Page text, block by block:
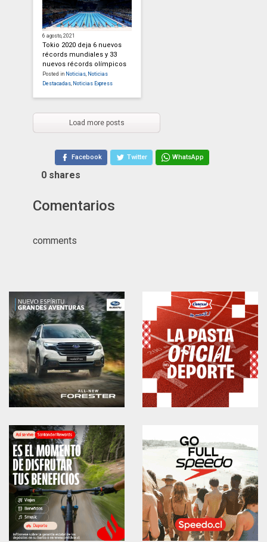
6 agosto, 2021
Tokio 2020 deja 6 nuevos
récords mundiales y 33
nuevos récords olímpicos
Posted in Noticias, Noticias
Destacadas, Noticias Express
Load more posts
Facebook Twitter WhatsApp
0 shares
Comentarios
comments